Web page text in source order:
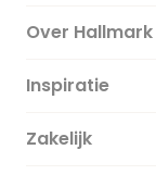
Over Hallmark
Over ons
Duurzaamheid
Inspiratie
Magazine
Zakelijk